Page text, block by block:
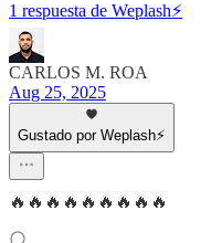
1 respuesta de Weplash⚡️
CARLOS M. ROA
Aug 25, 2025
Gustado por Weplash⚡️
🔥🔥🔥🔥🔥🔥🔥🔥🔥